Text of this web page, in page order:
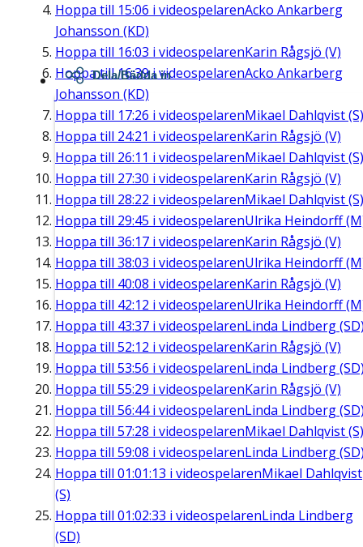
Hoppa till 15:06 i videospelarenAcko Ankarberg
Johansson (KD)
Hoppa till 16:03 i videospelarenKarin Rågsjö (V)
Hoppa till16:39i videospelarenAcko Ankarberg
Johansson (KD)
Hoppa till 17:26 i videospelarenMikael Dahlqvist (S)
Hoppa till 24:21 i videospelarenKarin Rågsjö (V)
Hoppa till 26:11 i videospelarenMikael Dahlqvist (S)
Hoppa till 27:30 i videospelarenKarin Rågsjö (V)
Hoppa till 28:22 i videospelarenMikael Dahlqvist (S)
Hoppa till 29:45 i videospelarenUlrika Heindorff
Hoppa till 36:17 i videospelarenKarin Rågsjö (V)
Hoppa till 38:03 i videospelarenUlrika Heindorff
Hoppa till 40:08 i videospelarenKarin Rågsjö (V)
Hoppa till 42:12 i videospelarenUlrika Heindorff
Hoppa till 43:37 i videospelarenLinda Lindberg
Hoppa till 52:12 i videospelarenKarin Rågsjö (V)
Hoppa till 53:56 i videospelarenLinda Lindberg
Hoppa till 55:29 i videospelarenKarin Rågsjö (V)
Hoppa till 56:44i videospelarenLinda Lindberg
Hoppa till 57:28 i videospelarenMikael Dahlqvist (S)
Hoppa till 59:08 i videospelarenLinda Lindberg
Hoppa till 01:01:13 i videospelarenMikael Dahlqvist
(S)
Hoppa till 01:02:33 i videospelarenLinda Lindberg
(SD)
Dela/Bädda in